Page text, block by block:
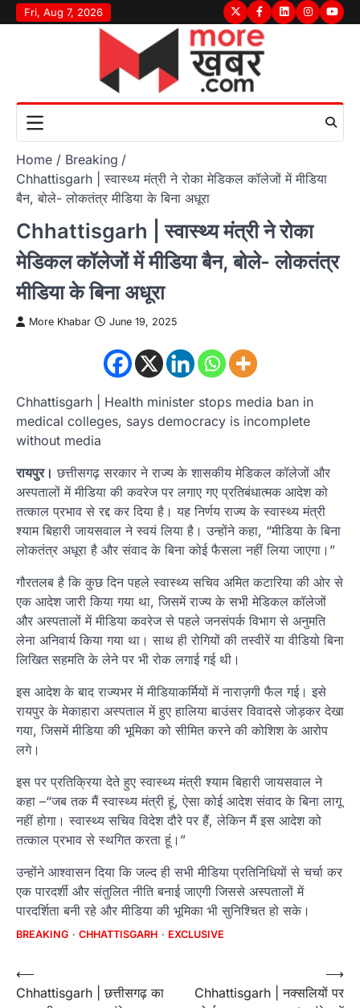
Skip
to
Fri, Aug 7, 2026 TwitterFacebook
LinkedInInstagram
Home
Breaking
Chhattisgarh | स्वास्थ्य मंत्री ने रोका मेडिकल कॉलेजों में मीडिया
बैन, बोले- लोकतंत्र मीडिया के बिना अधूरा
Chhattisgarh | स्वास्थ्य मंत्री ने रोका
मेडिकल कॉलेजों में मीडिया बैन, बोले- लोकतंत्र
मीडिया के बिना अधूरा
More Khabar June 19, 2025
Chhattisgarh | Health minister stops media ban in
medical colleges, says democracy is incomplete
without media
रायपुर। छत्तीसगढ़ सरकार ने राज्य के शासकीय मेडिकल कॉलेजों और
अस्पतालों में मीडिया की कवरेज पर लगाए गए प्रतिबंधात्मक आदेश को
तत्काल प्रभाव से रद्द कर दिया है। यह निर्णय राज्य केस्वास्थ्य मंत्री
श्याम बिहारी जायसवाल ने स्वयं लिया है। उन्होंने कहा, “मीडिया के बिना
लोकतंत्र अधूरा है और संवाद के बिना कोई फैसला नहीं लिया जाएगा। ”
गौरतलब है कि कुछ दिन पहलेस्वास्थ्य सचिव अमित कटारिया की ओर से
एक आदेश जारी किया गया था, जिसमें राज्य के सभी मेडिकल कॉलेजों
और अस्पतालों मेंमीडिया कवरेज से पहले जनसंपर्क विभाग से अनुमति
लेना अनिवार्य किया गया था। साथ ही रोगियों की तस्वीरें या वीडियो बिना
लिखित सहमति के लेने पर भी रोक लगाई गई थी।
इस आदेश के बाद राज्यभर में मीडियाकर्मियों में नाराज़गी फैल गई। इसे
रायपुर के मेकाहारा अस्पताल में हुए हालिया बाउंसर विवादसे जोड़कर देखा
गया, जिसमें मीडिया की भूमिका को सीमित करने की कोशिश के आरोप
लगे।
इस पर प्रतिक्रिया देते हुए स्वास्थ्य मंत्री श्याम बिहारी जायसवाल ने
कहा –“जब तक मैं स्वास्थ्य मंत्री हूं, ऐसा कोई आदेश संवाद के बिना लागू
नहीं होगा। स्वास्थ्य सचिव विदेश दौरे पर हैं, लेकिन मैं इस आदेश को
तत्काल प्रभाव से स्थगित करता हूं। ”
उन्होंने आश्वासन दिया कि जल्द ही सभी मीडिया प्रतिनिधियों से चर्चा कर
एकपारदर्शी और संतुलित नीतिबनाई जाएगी जिससे अस्पतालों में
पारदर्शिता बनी रहे और मीडिया की भूमिका भी सुनिश्चित हो सके।
BREAKING CHHATTISGARH EXCLUSIVE
Post
navigation
⟵
Chhattisgarh | छत्तीसगढ़ का
Chhattisgarh | नक्सलियों पर
⟶